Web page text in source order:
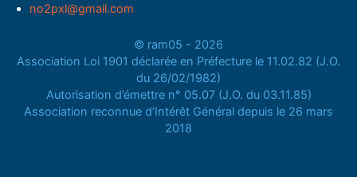
no2pxl@gmail.com
© ram05 - 2026
Association Loi 1901 déclarée en Préfecture le 11.02.82 (J.O.
du 26/02/1982)
Autorisation d’émettre n° 05.07 (J.O. du 03.11.85)
Association reconnue d’Intérêt Général depuis le 26 mars
2018